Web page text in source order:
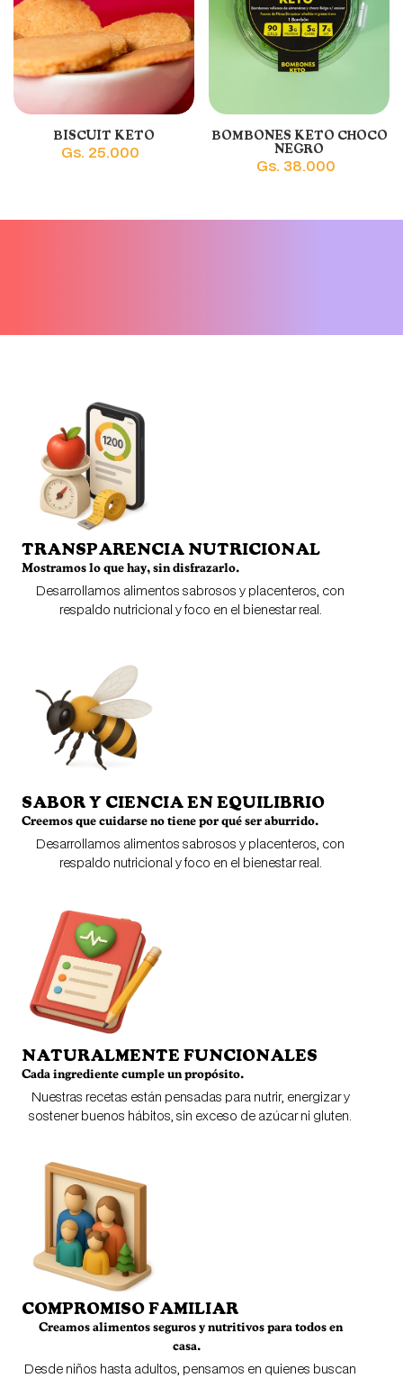
BISCUIT KETO
Gs. 25.000
BOMBONES KETO CHOCO
NEGRO
Gs. 38.000
TRANSPARENCIA NUTRICIONAL
Mostramos lo que hay, sin disfrazarlo.
Desarrollamos alimentos sabrosos y placenteros, con
respaldo nutricional y foco en el bienestar real.
SABOR Y CIENCIA EN EQUILIBRIO
Creemos que cuidarse no tiene por qué ser aburrido.
Desarrollamos alimentos sabrosos y placenteros, con
respaldo nutricional y foco en el bienestar real.
NATURALMENTE FUNCIONALES
Cada ingrediente cumple un propósito.
Nuestras recetas están pensadas para nutrir, energizar y
sostener buenos hábitos, sin exceso de azúcar ni gluten.
COMPROMISO FAMILIAR
Creamos alimentos seguros y nutritivos para todos en
casa.
Desde niños hasta adultos, pensamos en quienes buscan